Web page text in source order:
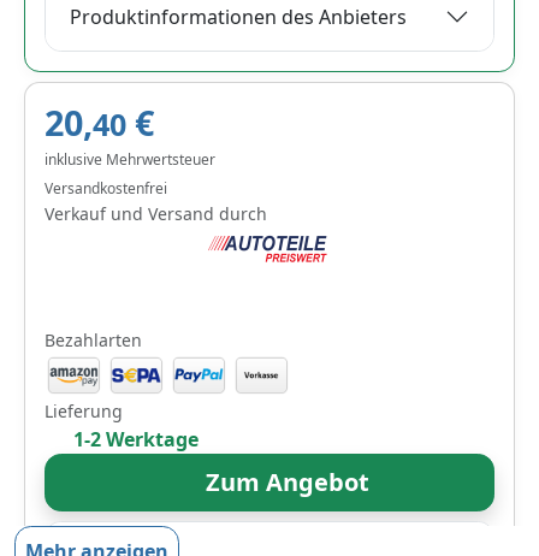
Produktinformationen des Anbieters
20,40 €
inklusive Mehrwertsteuer
Versandkostenfrei
Verkauf und Versand durch
Bezahlarten
Lieferung
1-2 Werktage
Zum Angebot